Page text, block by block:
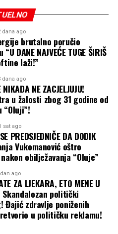
smijenjen sa funkcije
što su svi članovi
lidera SNSD-a Milorada
i da je isključen iz
i sa funkcije v.d. predsjednika
realizovana, a CAPITAL je
je Elek podnio tužbu pred
i tražio poništenje odluke o
direktora
u susret i donio
sprovođenje
gasa“ o njegovoj
dana ago
brutalno poručio
DANE NAJVEĆE TUGE ŠIRIŠ
laži!”
dana ago
NIKADA NE ZACJELJUJU!
u žalosti zbog 31 godine od
“Oluji”!
sat ago
PREDSJEDNIČE DA DODIK
Vukomanović oštro
obilježavanja “Oluje”
ago
ZA LJEKARA, ETO MENE U
Skandalozan politički
Đajić zdravlje poniženih
u političku reklamu!